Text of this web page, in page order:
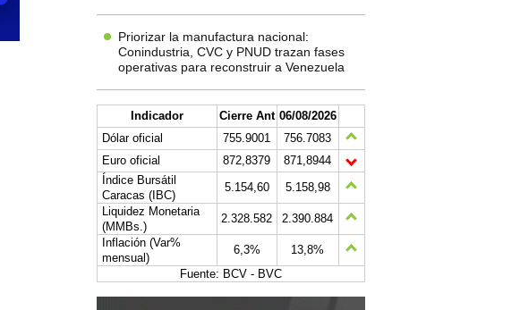
Priorizar la manufactura nacional:
Conindustria, CVC y PNUD trazan fases
operativas para reconstruir a Venezuela
Indicador Cierre Ant 06/08/2026
Dólar oficial
755.9001
756.7083
Euro oficial
872,8379
871,8944
Índice Bursátil
Caracas (IBC)
5.154,60
5.158,98
Liquidez Monetaria
(MMBs.)
2.328.582
2.390.884
Inflación (Var%
mensual)
6,3%
13,8%
Fuente: BCV - BVC